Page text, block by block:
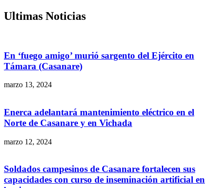
Ultimas Noticias
En ‘fuego amigo’ murió sargento del Ejército en
Támara (Casanare)
marzo 13, 2024
Enerca adelantará mantenimiento eléctrico en el
Norte de Casanare y en Vichada
marzo 12, 2024
Soldados campesinos de Casanare fortalecen sus
capacidades con curso de inseminación artificial en